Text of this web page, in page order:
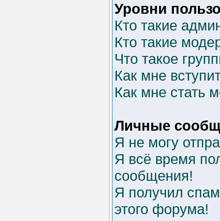
Уровни
Кто такие
Кто такие
Что такое
Как мне
Как мне стать
Личные
Я не могу
Я всё время
сообщения!
Я получил
этого форума!